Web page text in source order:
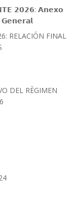
𝟮𝟬𝟮𝟲: 𝗔𝗻𝗲𝘅𝗼
RELACIÓN FINAL
DEL RÈGIMEN